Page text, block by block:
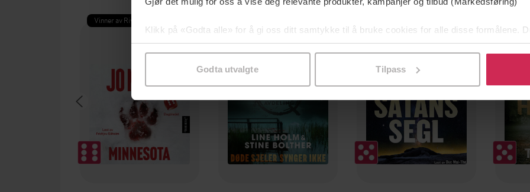
Klikk på «Godta alle» for å gi oss ditt samtykke til å bruke cookies for alle disse formålene.
samtykke til spesifikke formål ved å klikke på «Tilpass». Du kan når som helst trekke
Godta utvalgte Tilpass
Vinner av Rivertonprisen